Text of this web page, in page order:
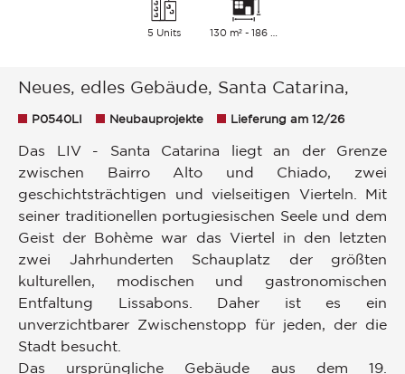
5 Units 130 m² - 186 m²
Neues, edles Gebäude, Santa Catarina,
P0540LI Neubauprojekte Lieferung am 12/26
Das LIV - Santa Catarina liegt an der Grenze
zwischen Bairro Alto und Chiado, zwei
geschichtsträchtigen und vielseitigen Vierteln. Mit
seiner traditionellen portugiesischen Seele und dem
Geist der Bohème war das Viertel in den letzten
zwei Jahrhunderten Schauplatz der größten
kulturellen, modischen und gastronomischen
Entfaltung Lissabons. Daher ist es ein
unverzichtbarer Zwischenstopp für jeden, der die
Stadt besucht.
Das ursprüngliche Gebäude aus dem 19.